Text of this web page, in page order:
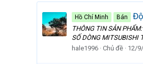
Hồ Chí Minh Bán
THÔNG TIN SẢN
SỐ DÒNG MITSUBISHI
hale1996 Chủ đề 12/